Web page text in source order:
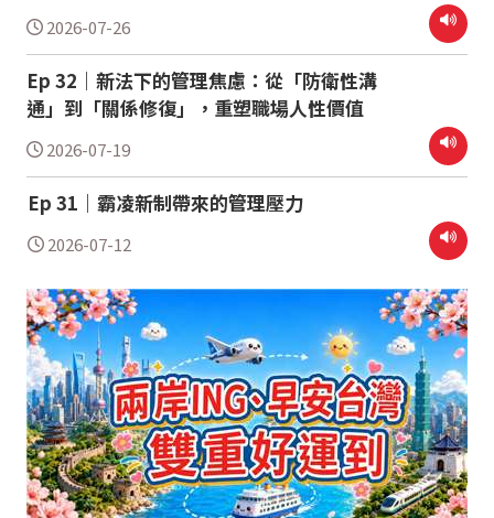
2026-07-26
Ep 32｜新法下的管理焦慮：從「防衛性溝
通」到「關係修復」，重塑職場人性價值
2026-07-19
Ep 31｜霸凌新制帶來的管理壓力
2026-07-12